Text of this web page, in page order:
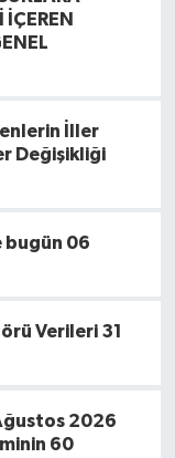
İÇEREN
İller
Değişikliği
bugün 06
Verileri 31
2026
60